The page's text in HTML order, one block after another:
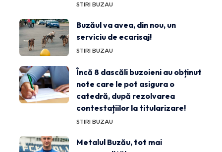
STIRI BUZAU
Buzăul va avea, din nou, un
serviciu de ecarisaj!
STIRI BUZAU
Încă 8 dascăli buzoieni au obținut
note care le pot asigura o
catedră, după rezolvarea
contestațiilor la titularizare!
STIRI BUZAU
Metalul Buzău, tot mai